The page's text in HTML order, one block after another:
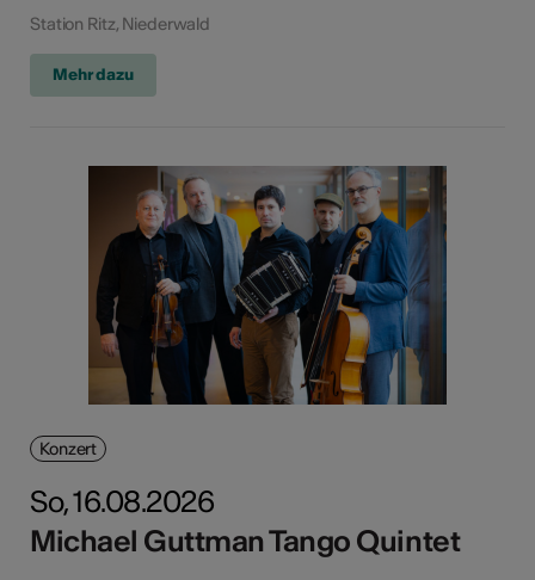
Station Ritz, Niederwald
Mehr dazu
Konzert
So, 16.08.2026
Michael Guttman Tango Quintet